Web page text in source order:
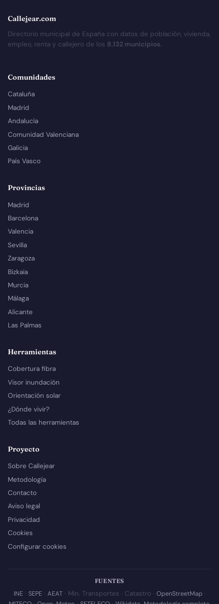
Callejear.com
Directorio municipal de España con datos de población, vivienda,
empleo, renta y callejero de los 8.132 municipios.
Comunidades
Cataluña
Madrid
Andalucía
Comunidad Valenciana
Galicia
País Vasco
Provincias
Madrid
Barcelona
Valencia
Sevilla
Zaragoza
Bizkaia
Murcia
Málaga
Alicante
Las Palmas
Herramientas
Cobertura fibra
Visor inundación
Orientación solar
¿Dónde vivir?
Todas las herramientas
Proyecto
Sobre Callejear
Metodología
Contacto
Aviso legal
Privacidad
Cookies
Configurar cookies
FUENTES
INE· SEPE· AEAT· Min. Transportes · Catastro · OpenStreetMap·